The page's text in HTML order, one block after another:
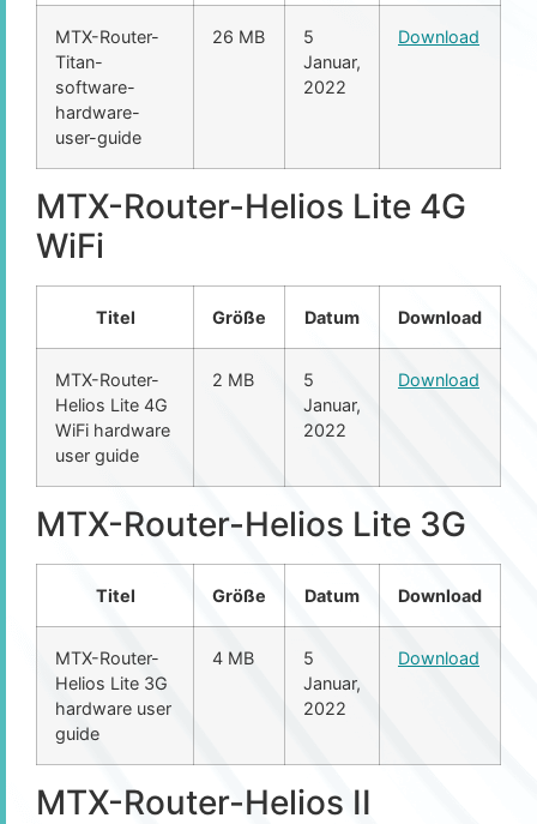
MTX-Router-
Titan-
software-
hardware-
user-guide
26 MB
5
Januar,
2022
Download
MTX-Router-Helios Lite 4G
WiFi
Titel Größe Datum Download
MTX-Router-
Helios Lite 4G
WiFi hardware
user guide
2 MB
5
Januar,
2022
Download
MTX-Router-Helios Lite 3G
Titel Größe Datum Download
MTX-Router-
Helios Lite 3G
hardware user
guide
4 MB
5
Januar,
2022
Download
MTX-Router-Helios II